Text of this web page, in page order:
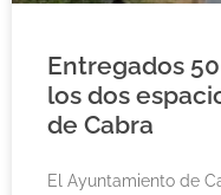
Entregados
los dos
de Cabra
El Ayuntamiento de